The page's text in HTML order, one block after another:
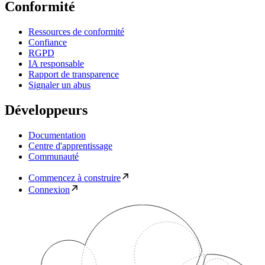
Conformité
Ressources de conformité
Confiance
RGPD
IA responsable
Rapport de transparence
Signaler un abus
Développeurs
Documentation
Centre d'apprentissage
Communauté
Commencez à construire
Connexion